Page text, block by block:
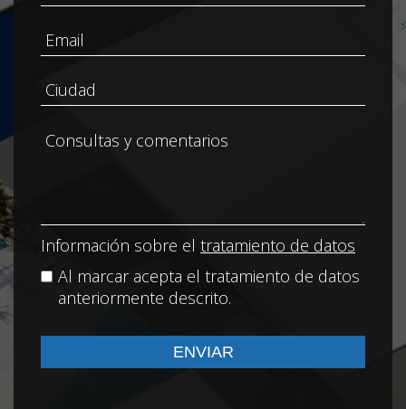
Información sobre el tratamiento de datos
Al marcar acepta el tratamiento de datos
anteriormente descrito.